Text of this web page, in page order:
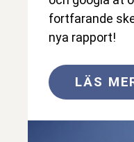
fortfarande
nya rapport!
LÄS